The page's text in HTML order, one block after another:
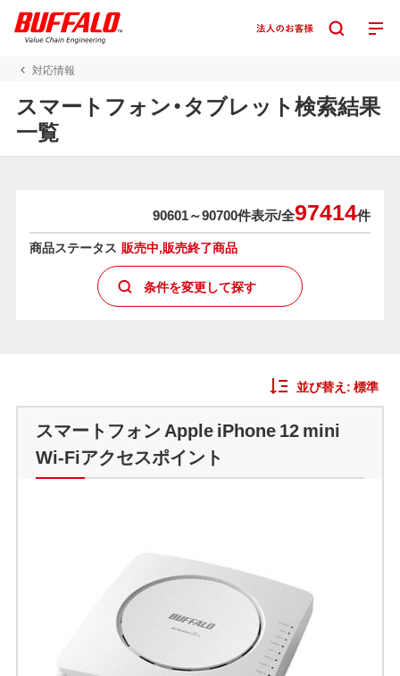
対応情報
スマートフォン・タブレット検索結果
一覧
90601～90700件表示/全97414件
商品ステータス 販売中,販売終了商品
条件を変更して探す
並び替え:標準
スマートフォン Apple iPhone 12 mini
Wi-Fiアクセスポイント